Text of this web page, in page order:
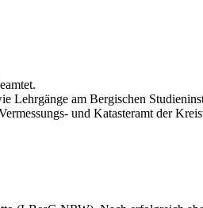
Lehrgänge am Bergischen
und Katasteramt der